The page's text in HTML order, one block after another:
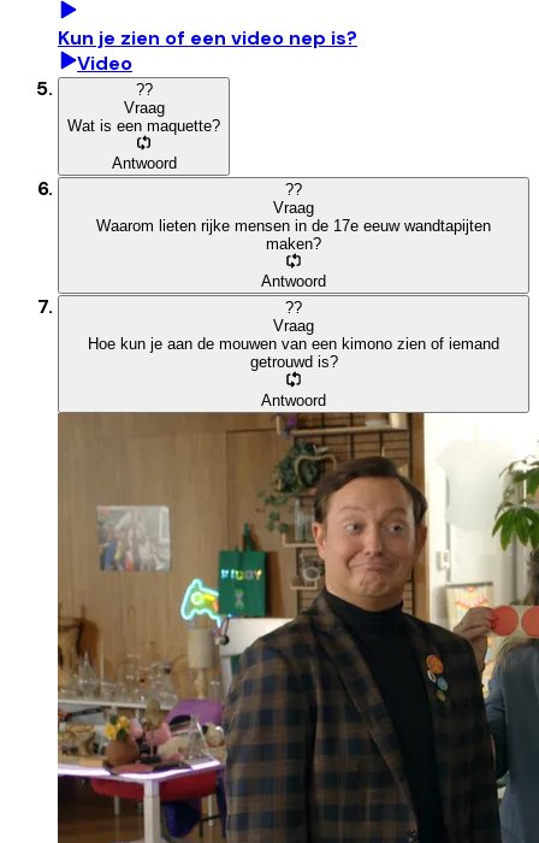
Kun je zien of een video nep is?
Video
??
Vraag
Wat is een maquette?
Antwoord
??
Vraag
Waarom lieten rijke mensen in de 17e eeuw wandtapijten
maken?
Antwoord
??
Vraag
Hoe kun je aan de mouwen van een kimono zien of iemand
getrouwd is?
Antwoord